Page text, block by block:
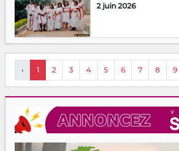
2 juin 2026
‹ 1 2 3 4 5 6 7 8 9